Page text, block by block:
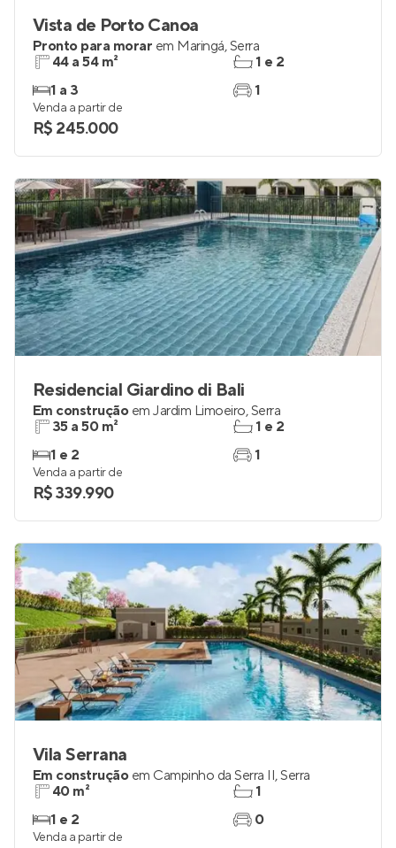
Vista de Porto Canoa
Pronto para morar em Maringá,Serra
44 a 54 m²
1 a 3
1 e 2
1
Venda a partir de
R$ 245.000
Residencial Giardino di Bali
Em construção em Jardim Limoeiro,Serra
35 a 50 m²
1 e 2
1 e 2
1
Venda a partir de
R$ 339.990
Vila Serrana
Em construção em Campinho da Serra II,Serra
40 m²
1 e 2
1
0
Venda a partir de